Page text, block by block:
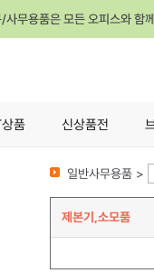
무용품은 모든 오피스와 함
품 신상품전
일반사무용품 >
제본기,소모품